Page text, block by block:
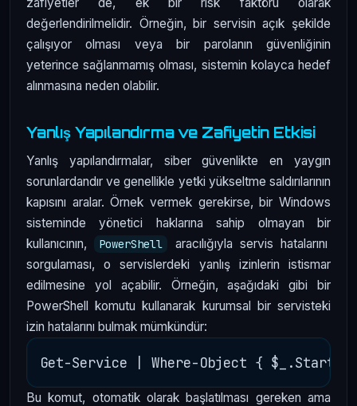
değerlendirilmelidir. Örneğin, bir servisin açık şekilde
çalışıyor olması veya bir parolanın güvenliğinin
yeterince sağlanmamış olması, sistemin kolayca hedef
alınmasına neden olabilir.
Yanlış Yapılandırma ve Zafiyetin Etkisi
Yanlış yapılandırmalar, siber güvenlikte en yaygın
sorunlardandır ve genellikle yetki yükseltme saldırılarının
kapısını aralar. Örnek vermek gerekirse, bir Windows
sisteminde yönetici haklarına sahip olmayan bir
kullanıcının,
PowerShell
aracılığıyla servis hatalarını
sorgulaması, o servislerdeki yanlış izinlerin istismar
edilmesine yol açabilir. Örneğin, aşağıdaki gibi bir
PowerShell komutu kullanarak kurumsal bir servisteki
izin hatalarını bulmak mümkündür:
Bu komut, otomatik olarak başlatılması gereken ama